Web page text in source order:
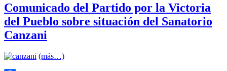
Comunicado del Partido por la Victoria
del Pueblo sobre situación del Sanatorio
Canzani
(más…)